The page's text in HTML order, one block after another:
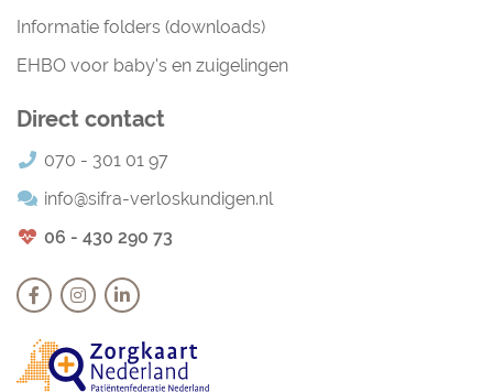
Informatie folders (downloads)
EHBO voor baby's en zuigelingen
Direct contact
070 - 301 01 97
info@sifra-verloskundigen.nl
06 - 430 290 73